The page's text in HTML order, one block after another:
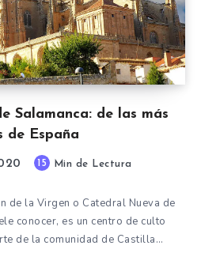
Salamanca: de las más
de España
15 Min de Lectura
de la Virgen o Catedral Nueva de
conocer, es un centro de culto
de la comunidad de Castilla…